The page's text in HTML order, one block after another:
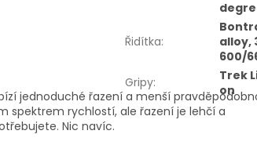
jednoduché řazení a menší
spektrem rychlostí, ale řazení je lehčí a
Nic navíc.
Řidítka:
alloy,
600/
Gripy:
Trek
on